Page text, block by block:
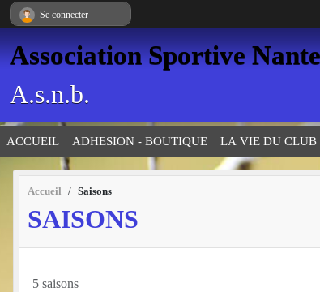
Association Sportive
A.s.n.b.
ACCUEIL ADHESION - BOUTIQUE LA VIE DU CLUB
Accueil Saisons
SAISONS
5 saisons
Se connecter
Panneau de gestion des cookies